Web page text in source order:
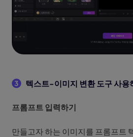
3 텍스트-이미지 변환 도구 사용
프롬프트 입력하기
만들고자 하는 이미지를 프롬프트